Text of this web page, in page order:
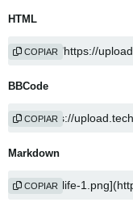
HTML
COPIAR
BBCode
COPIAR
Markdown
COPIAR